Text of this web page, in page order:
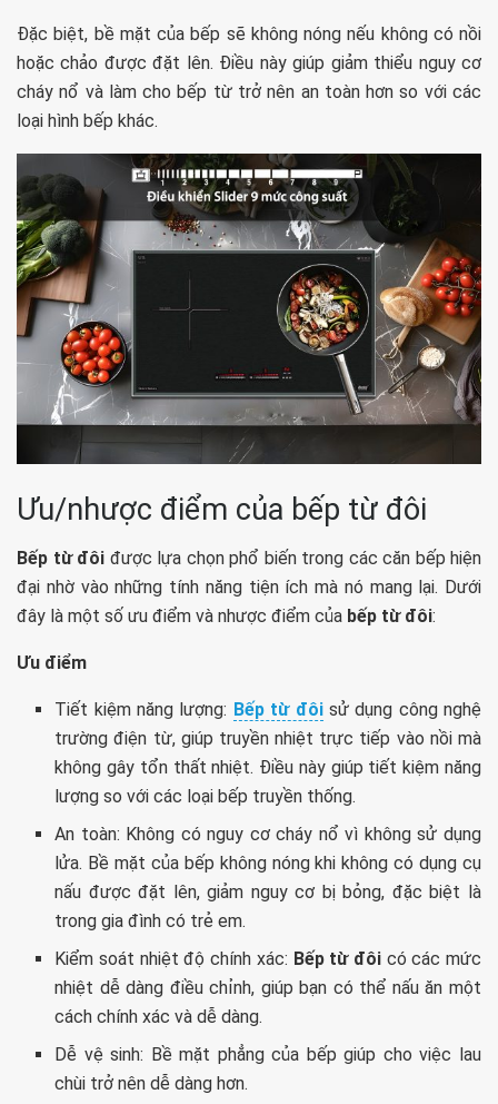
Đặc biệt, bề mặt của bếp sẽ không nóng nếu không có nồi
hoặc chảo được đặt lên. Điều này giúp giảm thiểu nguy cơ
cháy nổ và làm cho bếp từ trở nên an toàn hơn so với các
loại hình bếp khác.
Ưu/nhược điểm của bếp từ đôi
Bếp từ đôi được lựa chọn phổ biến trong các căn bếp hiện
đại nhờ vào những tính năng tiện ích mà nó mang lại. Dưới
đây là một số ưu điểm và nhược điểm của bếp từ đôi:
Ưu điểm
Tiết kiệm năng lượng: Bếp từ đôisử dụng công nghệ
trường điện từ, giúp truyền nhiệt trực tiếp vào nồi mà
không gây tổn thất nhiệt. Điều này giúp tiết kiệm năng
lượng so với các loại bếp truyền thống.
An toàn: Không có nguy cơ cháy nổ vì không sử dụng
lửa. Bề mặt của bếp không nóng khi không có dụng cụ
nấu được đặt lên, giảm nguy cơ bị bỏng, đặc biệt là
trong gia đình có trẻ em.
Kiểm soát nhiệt độ chính xác: Bếp từ đôicó các mức
nhiệt dễ dàng điều chỉnh, giúp bạn có thể nấu ăn một
cách chính xác và dễ dàng.
Dễ vệ sinh: Bề mặt phẳng của bếp giúp cho việc lau
chùi trở nên dễ dàng hơn.